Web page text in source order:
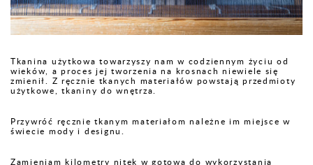
Tkanina użytkowa towarzyszy nam w codziennym życiu od
wieków, a proces jej tworzenia na krosnach niewiele się
zmienił. Z ręcznie tkanych materiałów powstają przedmioty
użytkowe, tkaniny do wnętrza.
Przywróć ręcznie tkanym materiałom należne im miejsce w
świecie mody i designu.
Zamieniam kilometry nitek w gotową do wykorzystania